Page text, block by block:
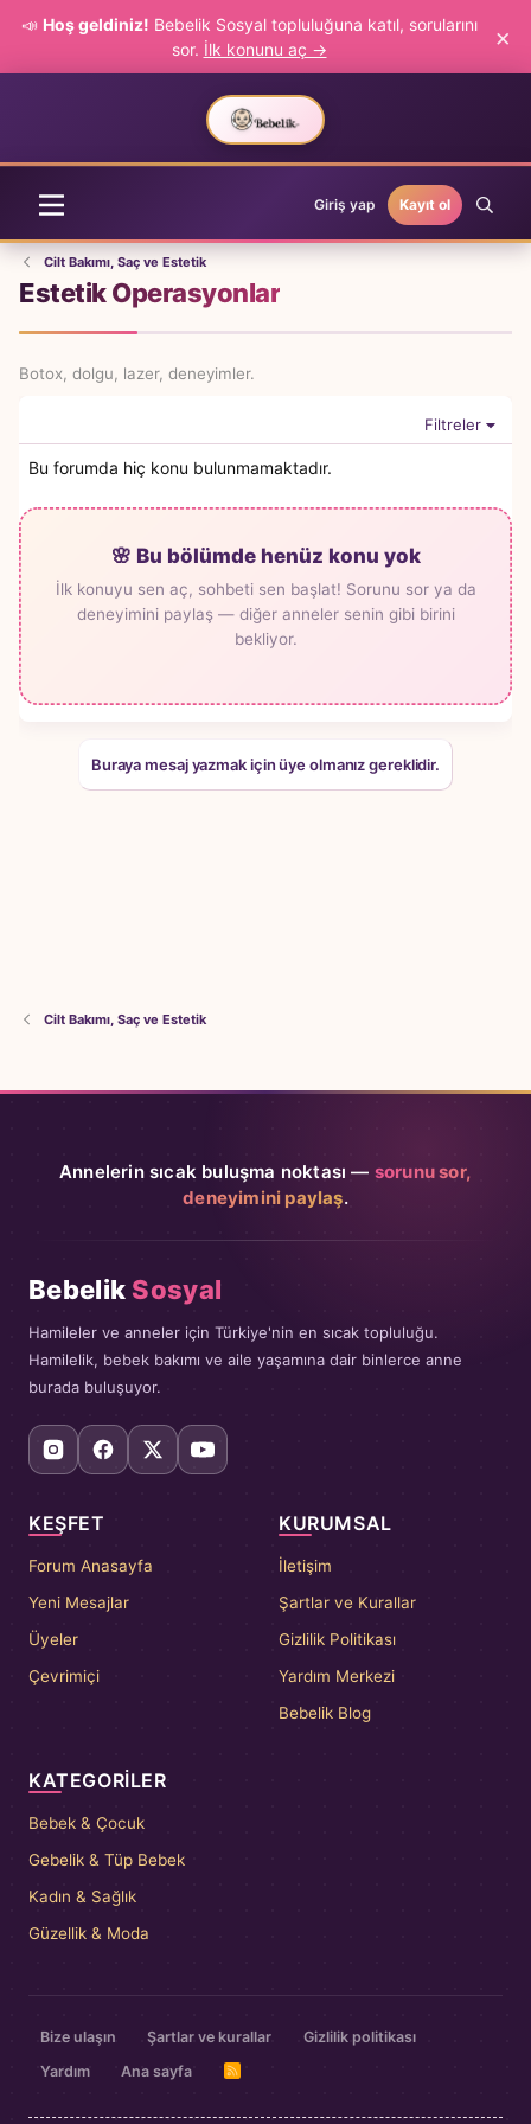
📣 Hoş geldiniz! Bebelik Sosyal topluluğuna katıl, sorularını
sor. İlk konunu aç → ×
Giriş yap Kayıt ol
Cilt Bakımı, Saç ve Estetik
Estetik Operasyonlar
Botox, dolgu, lazer, deneyimler.
Filtreler
Bu forumda hiç konu bulunmamaktadır.
🌸 Bu bölümde henüz konu yok
İlk konuyu sen aç, sohbeti sen başlat! Sorunu sor ya da
deneyimini paylaş — diğer anneler senin gibi birini
bekliyor.
Buraya mesaj yazmak için üye olmanız gereklidir.
Cilt Bakımı, Saç ve Estetik
Annelerin sıcak buluşma noktası — sorunu sor,
deneyimini paylaş.
Bebelik Sosyal
Hamileler ve anneler için Türkiye'nin en sıcak topluluğu.
Hamilelik, bebek bakımı ve aile yaşamına dair binlerce anne
burada buluşuyor.
KEŞFET
Forum Anasayfa
Yeni Mesajlar
Üyeler
Çevrimiçi
KURUMSAL
İletişim
Şartlar ve Kurallar
Gizlilik Politikası
Yardım Merkezi
Bebelik Blog
KATEGORILER
Bebek & Çocuk
Gebelik & Tüp Bebek
Kadın & Sağlık
Güzellik & Moda
Bize ulaşın Şartlar ve kurallar
Gizlilik politikası
Yardım
Ana sayfa
R